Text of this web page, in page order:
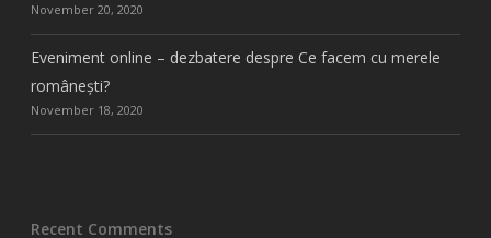
November 20, 2020
Eveniment online – dezbatere despre Ce facem cu merele
românești?
November 18, 2020
Recent Comments